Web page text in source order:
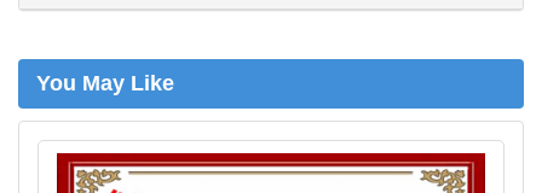
n
You May Like